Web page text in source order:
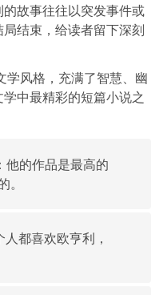
故事往往以突发事件或
结束，给读者留下深刻
学风格，充满了智慧、幽
中最精彩的短篇小说之
他的作品是最高的
。
人都喜欢欧亨利，